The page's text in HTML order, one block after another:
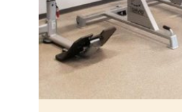
tuotteen
sivulla.